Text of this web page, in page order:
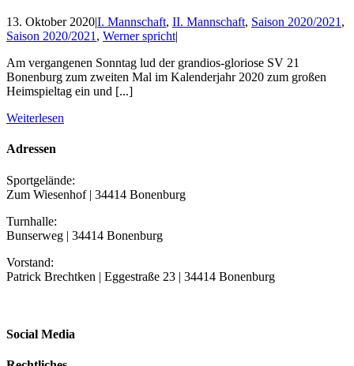
13. Oktober 2020|I. Mannschaft, II. Mannschaft, Saison 2020/2021 ,
Saison 2020/2021 , Werner spricht|
Am vergangenen Sonntag lud der grandios-gloriose SV 21
Bonenburg zum zweiten Mal im Kalenderjahr 2020 zum großen
Heimspieltag ein und [...]
Weiterlesen
Adressen
Sportgelände:
Zum Wiesenhof | 34414 Bonenburg
Turnhalle:
Bunserweg | 34414 Bonenburg
Vorstand:
Patrick Brechtken | Eggestraße 23 | 34414 Bonenburg
Social Media